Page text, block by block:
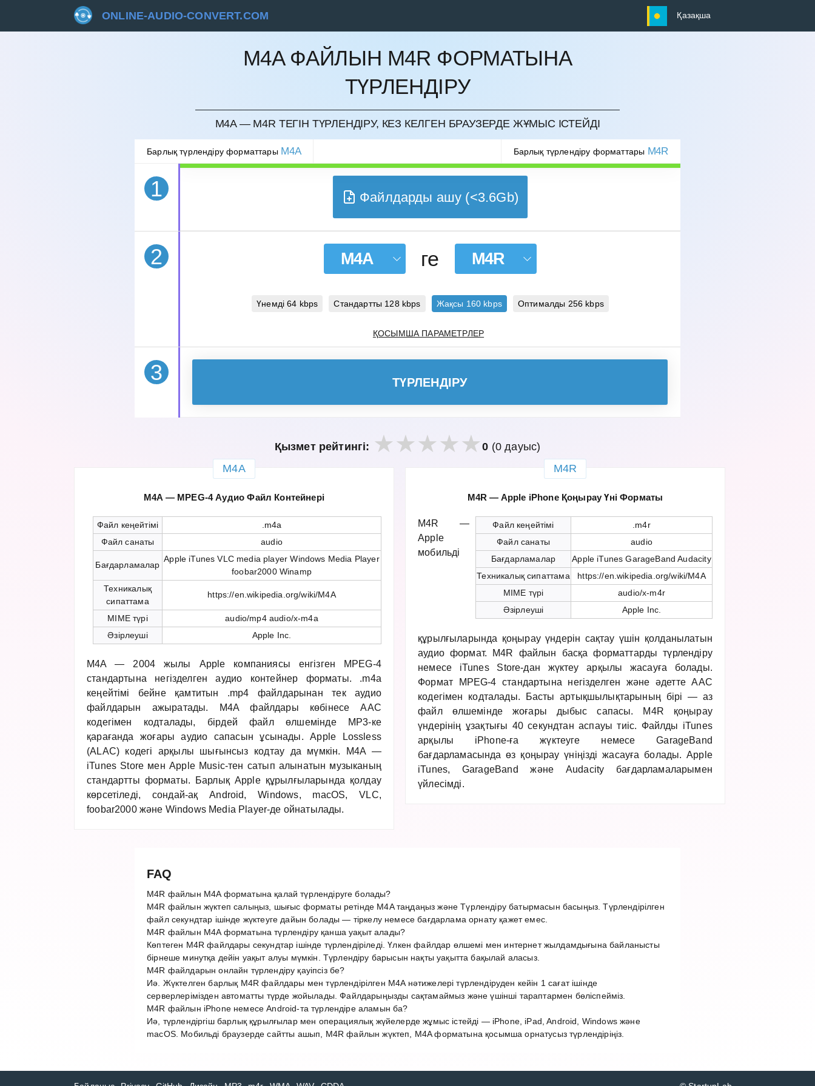
ONLINE-AUDIO-CONVERT.COM Қазақша
M4A ФАЙЛЫН M4R ФОРМАТЫНА
ТҮРЛЕНДІРУ
M4A — M4R ТЕГІН ТҮРЛЕНДІРУ, КЕЗ КЕЛГЕН БРАУЗЕРДЕ ЖҰМЫС ІСТЕЙДІ
Барлық түрлендіру форматтары M4A Барлық түрлендіру форматтары M4R
1
БОЛДЫРМАУ
Файлдарды ашу (<3.6Gb)
2 M4A ге M4R
Үнемді 64 kbps Стандартты 128 kbps Жақсы 160 kbps Оптималды 256 kbps
ҚОСЫМША ПАРАМЕТРЛЕР
3 ТҮРЛЕНДІРУ
Қызмет рейтингі: 0 (0 дауыс)
M4A
M4A — MPEG-4 Аудио Файл Контейнері
Файл кеңейтімі
.m4a
Файл санаты
audio
Бағдарламалар
Apple iTunes VLC media player Windows Media Player
foobar2000 Winamp
Техникалық
сипаттама
https://en.wikipedia.org/wiki/M4A
MIME түрі
audio/mp4 audio/x-m4a
Әзірлеуші
Apple Inc.
M4A — 2004 жылы Apple компаниясы енгізген MPEG-4
стандартына негізделген аудио контейнер форматы. .m4a
кеңейтімі бейне қамтитын .mp4 файлдарынан тек аудио
файлдарын ажыратады. M4A файлдары көбінесе AAC
кодегімен кодталады, бірдей файл өлшемінде MP3-ке
қарағанда жоғары аудио сапасын ұсынады. Apple Lossless
(ALAC) кодегі арқылы шығынсыз кодтау да мүмкін. M4A —
iTunes Store мен Apple Music-тен сатып алынатын музыканың
стандартты форматы. Барлық Apple құрылғыларында қолдау
көрсетіледі, сондай-ақ Android, Windows, macOS, VLC,
foobar2000 және Windows Media Player-де ойнатылады.
M4R
M4R — Apple iPhone Қоңырау Үні Форматы
Файл кеңейтімі
.m4r
Файл санаты
audio
Бағдарламалар
Apple iTunes GarageBand Audacity
Техникалық сипаттама
https://en.wikipedia.org/wiki/M4A
MIME түрі
audio/x-m4r
Әзірлеуші
Apple Inc.
M4R —
Apple
мобильді
құрылғыларында қоңырау үндерін сақтау үшін қолданылатын
аудио формат. M4R файлын басқа форматтарды түрлендіру
немесе iTunes Store-дан жүктеу арқылы жасауға болады.
Формат MPEG-4 стандартына негізделген және әдетте AAC
кодегімен кодталады. Басты артықшылықтарының бірі — аз
файл өлшемінде жоғары дыбыс сапасы. M4R қоңырау
үндерінің ұзақтығы 40 секундтан аспауы тиіс. Файлды iTunes
арқылы iPhone-ға жүктеуге немесе GarageBand
бағдарламасында өз қоңырау үніңізді жасауға болады. Apple
iTunes, GarageBand және Audacity бағдарламаларымен
үйлесімді.
FAQ
M4R файлын M4A форматына қалай түрлендіруге болады?
M4R файлын жүктеп салыңыз, шығыс форматы ретінде M4A таңдаңыз және Түрлендіру батырмасын басыңыз. Түрлендірілген
файл секундтар ішінде жүктеуге дайын болады — тіркелу немесе бағдарлама орнату қажет емес.
M4R файлын M4A форматына түрлендіру қанша уақыт алады?
Көптеген M4R файлдары секундтар ішінде түрлендіріледі. Үлкен файлдар өлшемі мен интернет жылдамдығына байланысты
бірнеше минутқа дейін уақыт алуы мүмкін. Түрлендіру барысын нақты уақытта бақылай аласыз.
M4R файлдарын онлайн түрлендіру қауіпсіз бе?
Иә. Жүктелген барлық M4R файлдары мен түрлендірілген M4A нәтижелері түрлендіруден кейін 1 сағат ішінде
серверлерімізден автоматты түрде жойылады. Файлдарыңызды сақтамаймыз және үшінші тараптармен бөліспейміз.
M4R файлын iPhone немесе Android-та түрлендіре аламын ба?
Иә, түрлендіргіш барлық құрылғылар мен операциялық жүйелерде жұмыс істейді — iPhone, iPad, Android, Windows және
macOS. Мобильді браузерде сайтты ашып, M4R файлын жүктеп, M4A форматына қосымша орнатусыз түрлендіріңіз.